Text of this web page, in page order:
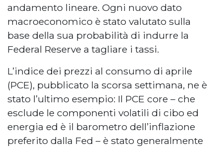
andamento lineare. Ogni nuovo dato
macroeconomico è stato valutato sulla
base della sua probabilità di indurre la
Federal Reserve a tagliare i tassi.
L’indice dei prezzi al consumo di aprile
(PCE), pubblicato la scorsa settimana, ne è
stato l’ultimo esempio: Il PCE core – che
esclude le componenti volatili di cibo ed
energia ed è il barometro dell’inflazione
preferito dalla Fed – è stato generalmente